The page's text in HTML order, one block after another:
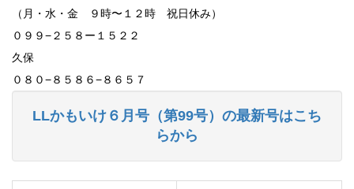
（月・水・金 ９時〜１２時 祝日休み）
０９９−２５８ー１５２２
久保
０８０−８５８６−８６５７
LLかもいけ６月号（第99号）の最新号はこち
らから